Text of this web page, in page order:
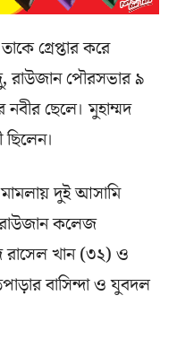
গ্রেপ্তার করে
রাউজান পৌরসভার ৯
ছেলে। মুহাম্মদ
দুই আসামি
রাউজান কলেজ
রাসেল খান (৩২) ও
বাসিন্দা ও যুবদল